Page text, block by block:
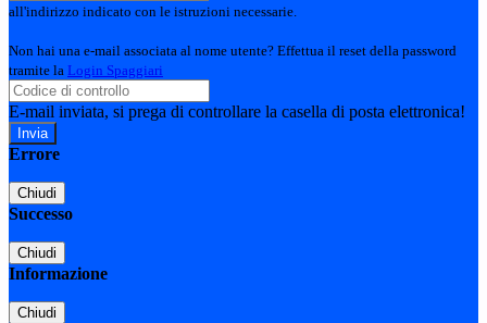
all'indirizzo indicato con le istruzioni necessarie.
Non hai una e-mail associata al nome utente? Effettua il reset della password
tramite la Login Spaggiari
E-mail inviata, si prega di controllare la casella di posta elettronica!
Errore
Chiudi
Successo
Chiudi
Informazione
Chiudi